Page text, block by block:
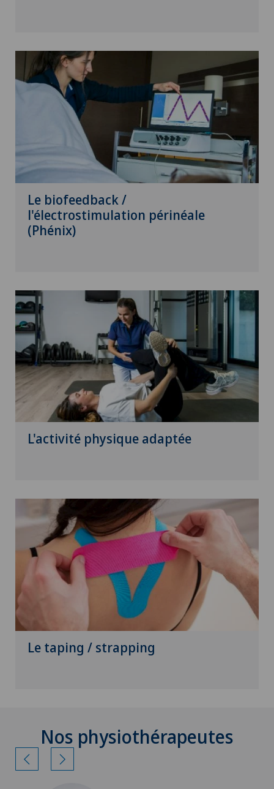
Le biofeedback /
l'électrostimulation périnéale
(Phénix)
L'activité physique adaptée
Le taping / strapping
Nos physiothérapeutes